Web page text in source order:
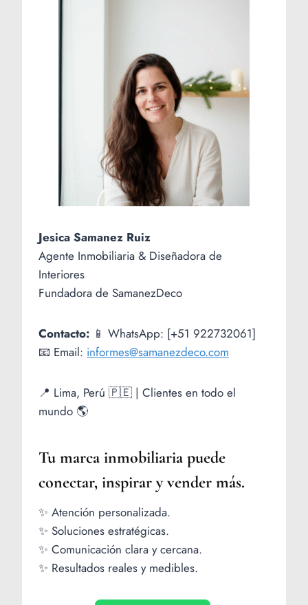
Jesica Samanez Ruiz
Agente Inmobiliaria & Diseñadora de
Interiores
Fundadora de SamanezDeco
Contacto: 📱 WhatsApp: [+51 922732061]
📧 Email: informes@samanezdeco.com
📍 Lima, Perú 🇵🇪 | Clientes en todo el
mundo 🌎
Tu marca inmobiliaria puede
conectar, inspirar y vender más.
✨ Atención personalizada.
✨ Soluciones estratégicas.
✨ Comunicación clara y cercana.
✨ Resultados reales y medibles.